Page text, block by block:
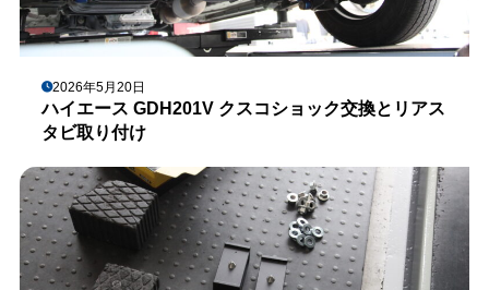
2026年5月20日
ハイエース GDH201V クスコショック交換とリアス
タビ取り付け